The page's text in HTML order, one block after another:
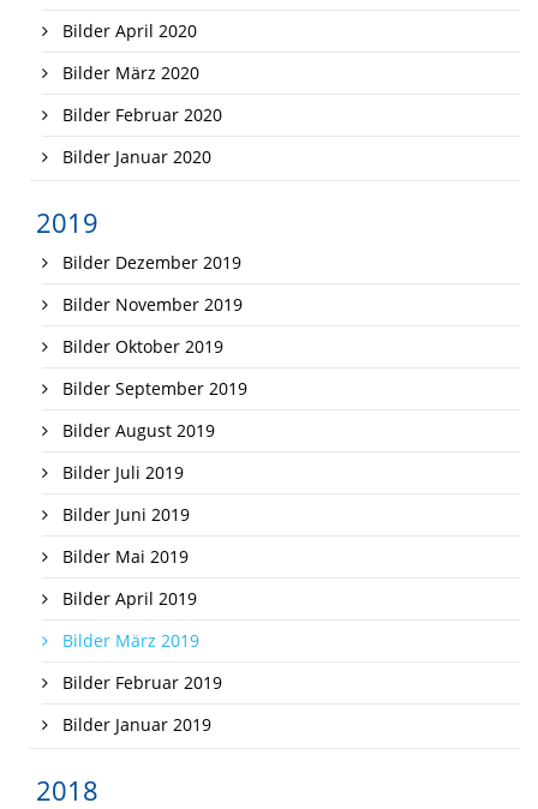
Bilder April 2020
Bilder März 2020
Bilder Februar 2020
Bilder Januar 2020
2019
Bilder Dezember 2019
Bilder November 2019
Bilder Oktober 2019
Bilder September 2019
Bilder August 2019
Bilder Juli 2019
Bilder Juni 2019
Bilder Mai 2019
Bilder April 2019
Bilder März 2019
Bilder Februar 2019
Bilder Januar 2019
2018